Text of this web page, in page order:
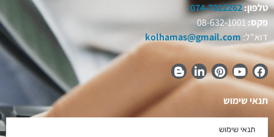
טלפון:074-7022262
פקס:08-632-1001
דוא"ל: kolhamas@gmail.com
תנאי שימוש
תנאי שימוש